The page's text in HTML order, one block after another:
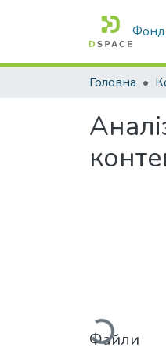
Головна
Вантажиться...
Файли